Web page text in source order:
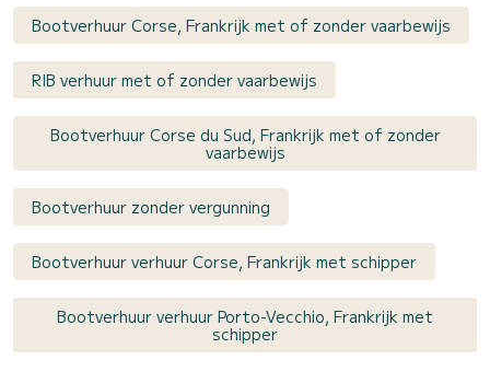
Bootverhuur Corse, Frankrijk met of zonder vaarbewijs
RIB verhuur met of zonder vaarbewijs
Bootverhuur Corse du Sud, Frankrijk met of zonder
vaarbewijs
Bootverhuur zonder vergunning
Bootverhuur verhuur Corse, Frankrijk met schipper
Bootverhuur verhuur Porto-Vecchio, Frankrijk met
schipper